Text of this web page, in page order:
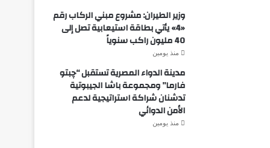
وزير الطيران: مشروع مبني الركاب رقم
«4» يأتي بطاقة استيعابية تصل إلى
40 مليون راكب سنوياً
منذ يومين
مدينة الدواء المصرية تستقبل “چبتو
فارما” ومجموعة باشا الجيبوتية
تدشنان شراكة استراتيجية لدعم
الأمن الدوائي
منذ يومين